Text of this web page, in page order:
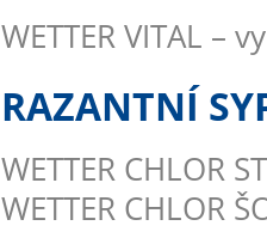
WETTER VITAL
RAZANTNÍ
WETTER CHLOR
WETTER CHLOR